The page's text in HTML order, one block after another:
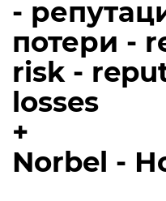
-
потери -
risk -
losses
+
Norbel -